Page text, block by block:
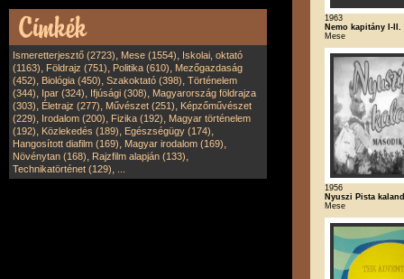
Ismeretterjesztő (2723), Mese (1554), Iskolai, oktató
(1163), Földrajz (751), Politika (610), Mezőgazdaság
(452), Biológia (450), Szakoktató (398), Történelem
(344), Ipar (324), Ifjúsági (308), Magyarország földrajza
(303), Életrajz (277), Művészet (251), Képzőművészet
(229), Irodalom (200), Fizika (192), Magyar történelem
(192), Közlekedés (189), Egészségügy (174),
Hangosított diafilm (169), Magyar irodalom (169),
Növénytan (168), Rajzfilm alapján (133),
Technikatörténet (129),
1963
Nemo kapitány I-II.
Mese
1956
Nyuszi Pista
Mese